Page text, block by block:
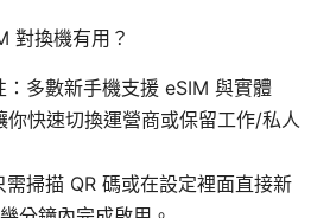
對換機有用？
：多數新手機支援 eSIM 與實體
你快速切換運營商或保留工作/私人
掃描 QR 碼或在設定裡面直接新